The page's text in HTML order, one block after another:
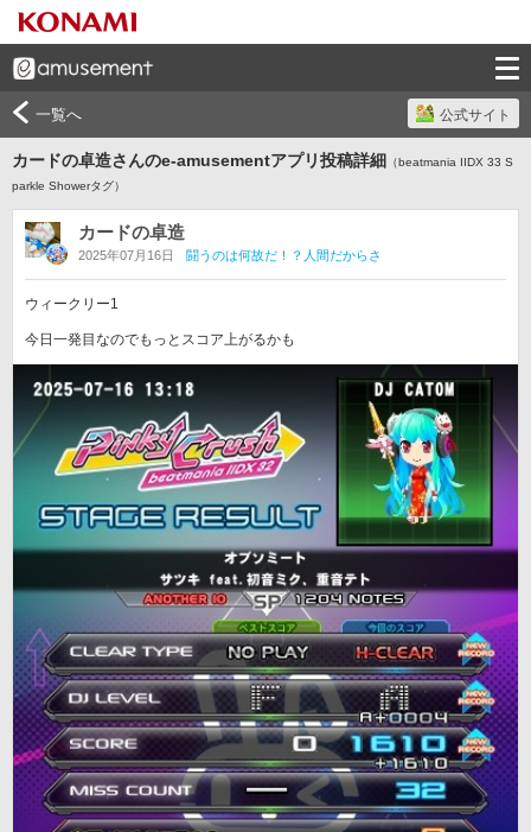
一覧へ 公式サイト
カードの卓造さんのe-amusementアプリ投稿詳細 （beatmania IIDX 33 S
parkle Showerタグ）
カードの卓造
2025年07月16日 闘うのは何故だ！？人間だからさ
ウィークリー1
今日一発目なのでもっとスコア上がるかも